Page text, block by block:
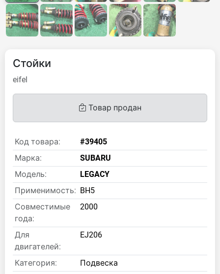
Стойки
eifel
Товар продан
Код товара:
#39405
Марка:
SUBARU
Модель:
LEGACY
Применимость: BH5
Совместимые
года:
2000
Для
двигателей:
EJ206
Категория:
Подвеска